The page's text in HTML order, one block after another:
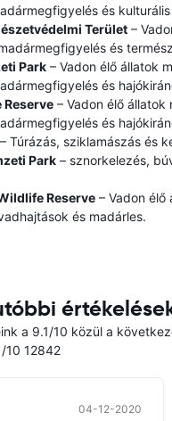
és
Terület –
és
Park – Vadon élő állatok
és
– Vadon élő állatok
és
– Túrázás, sziklamászás és
Park – sznorkelezés,
Reserve – Vadon élő
és madárles.
a 9.1/10 közül a
10 12842
04-12-2020